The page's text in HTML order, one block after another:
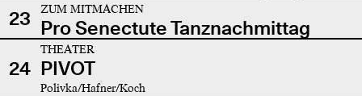
23
ZUM MITMACHEN
Pro Senectute Tanznachmittag
24
THEATER
PIVOT
Polivka/Hafner/Koch